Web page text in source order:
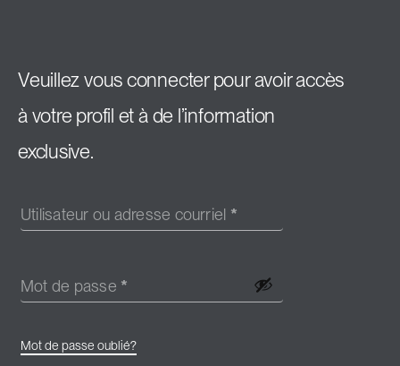
Veuillez vous connecter pour avoir accès
à votre profil et à de l’information
exclusive.
Utilisateur ou adresse courriel *
Mot de passe *
Mot de passe oublié?